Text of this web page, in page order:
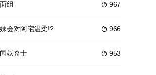
ング集团（草原之狼）其
传统，不仅有两首插曲，而且还会继续由TV版
高中后痛改前非，决定过回普通高中男生的生活。
 967
组
 966
会对阿宅温柔!?
 953
妖奇士